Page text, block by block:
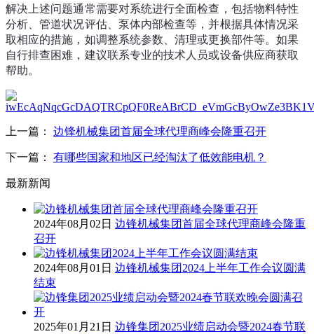
解决上述问题通常需要对系统进行全面检查，包括物料特性
分析、管道状况评估、泵体内部检查等，并根据具体情况采
取相应的措施，如调整系统参数、清理或更换部件等。如果
自行排查困难，建议联系专业的技术人员或设备供应商获取
帮助。
上一篇： 边锋机械集团首届全球代理商峰会隆重召开
下一篇： 有哪些国家和地区已经淘汰了低效能电机？
最新新闻
2024年08月02日 边锋机械集团首届全球代理商峰会隆重
召开
2024年08月01日 边锋机械集团2024上半年工作会议圆满
结束
2025年01月21日 边锋集团2025业绩启动会暨2024春节联